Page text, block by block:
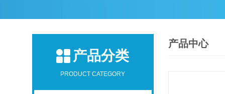
产品分类
PRODUCT CATEGORY
产品中心